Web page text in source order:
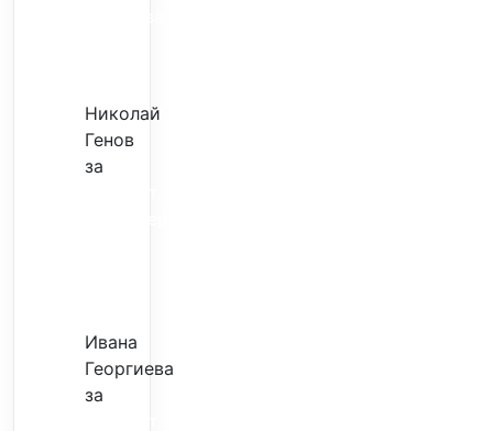
Николай
Генов
за
Ивана
Георгиева
за